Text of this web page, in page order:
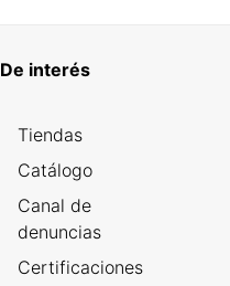
De interés
Tiendas
Catálogo
Canal de
denuncias
Certificaciones